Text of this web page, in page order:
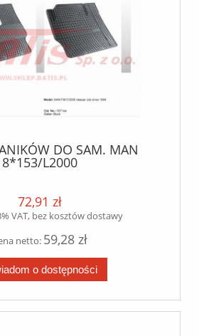
DO SAM. MAN
8*153/L2000
72,91 zł
VAT, bez kosztów dostawy
netto: 59,28 zł
o dostępności